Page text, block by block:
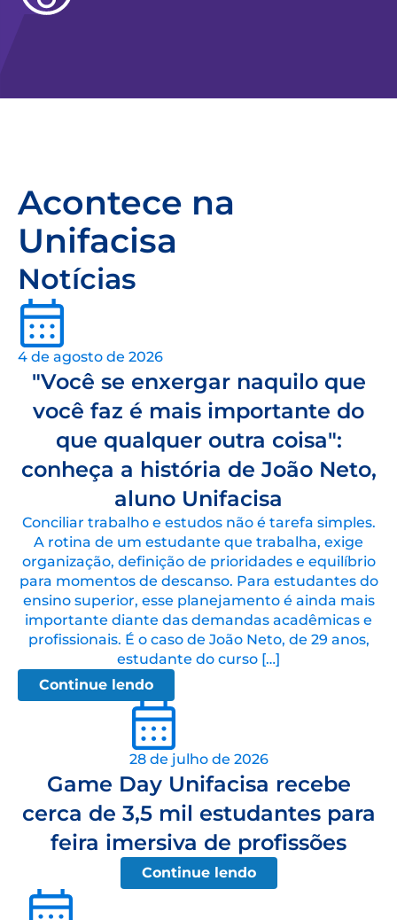
Acontece na
Unifacisa
Notícias
4 de agosto de 2026
"Você se enxergar naquilo que
você faz é mais importante do
que qualquer outra coisa":
conheça a história de João Neto,
aluno Unifacisa
Conciliar trabalho e estudos não é tarefa simples.
A rotina de um estudante que trabalha, exige
organização, definição de prioridades e equilíbrio
para momentos de descanso. Para estudantes do
ensino superior, esse planejamento é ainda mais
importante diante das demandas acadêmicas e
profissionais. É o caso de João Neto, de 29 anos,
estudante do curso […]
Continue lendo
28 de julho de 2026
Game Day Unifacisa recebe
cerca de 3,5 mil estudantes para
feira imersiva de profissões
Continue lendo